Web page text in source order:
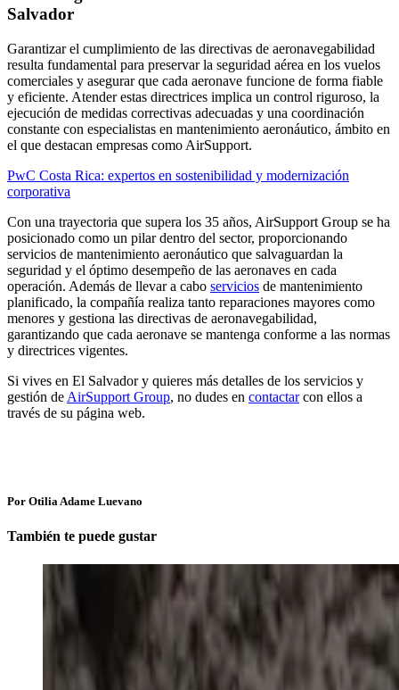
Salvador
Garantizar el cumplimiento de las directivas de aeronavegabilidad
resulta fundamental para preservar la seguridad aérea en los vuelos
comerciales y asegurar que cada aeronave funcione de forma fiable
y eficiente. Atender estas directrices implica un control riguroso, la
ejecución de medidas correctivas adecuadas y una coordinación
constante con especialistas en mantenimiento aeronáutico, ámbito en
el que destacan empresas como AirSupport.
PwC Costa Rica: expertos en sostenibilidad y modernización
corporativa
Con una trayectoria que supera los 35 años, AirSupport Group se ha
posicionado como un pilar dentro del sector, proporcionando
servicios de mantenimiento aeronáutico que salvaguardan la
seguridad y el óptimo desempeño de las aeronaves en cada
operación. Además de llevar a cabo servicios de mantenimiento
planificado, la compañía realiza tanto reparaciones mayores como
menores y gestiona las directivas de aeronavegabilidad,
garantizando que cada aeronave se mantenga conforme a las normas
y directrices vigentes.
Si vives en El Salvador y quieres más detalles de los servicios y
gestión de AirSupport Group, no dudes en contactarcon ellos a
través de su página web.
Por Otilia Adame Luevano
También te puede gustar